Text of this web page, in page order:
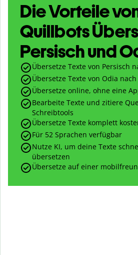
Die Vorteile
Quillbots
Persisch und
Übersetze Texte von Persisch
Übersetze Texte von Odia nach
Übersetze online, ohne eine
Bearbeite Texte und zitiere
Schreibtools
Übersetze Texte komplett
Für 52 Sprachen verfügbar
Nutze KI, um deine Texte
übersetzen
Übersetze auf einer